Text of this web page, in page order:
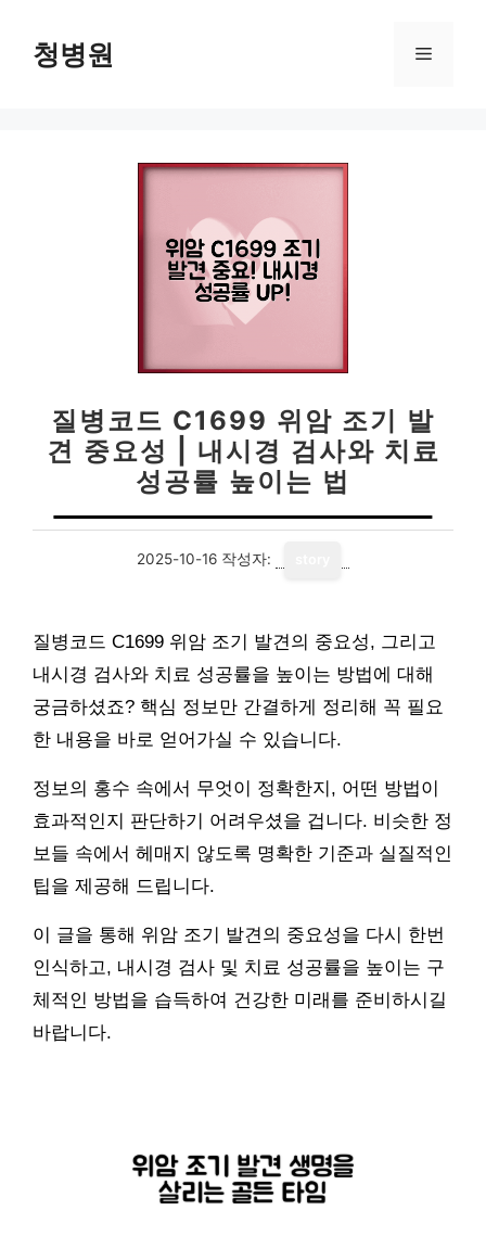
청병원 메
질병코드 C1699 위암 조기 발
견 중요성 | 내시경 검사와 치료
성공률 높이는 법
2025-10-16 작성자:
질병코드 C1699 위암 조기 발견의 중요성, 그리고
내시경 검사와 치료 성공률을 높이는 방법에 대해
궁금하셨죠? 핵심 정보만 간결하게 정리해 꼭 필요
한 내용을 바로 얻어가실 수 있습니다.
정보의 홍수 속에서 무엇이 정확한지, 어떤 방법이
효과적인지 판단하기 어려우셨을 겁니다. 비슷한 정
보들 속에서 헤매지 않도록 명확한 기준과 실질적인
팁을 제공해 드립니다.
이 글을 통해 위암 조기 발견의 중요성을 다시 한번
인식하고, 내시경 검사 및 치료 성공률을 높이는 구
체적인 방법을 습득하여 건강한 미래를 준비하시길
바랍니다.